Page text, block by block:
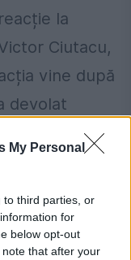
My Personal
to third parties, or
for
below opt-out
that after your
la
Ciutacu,
vine după
devolat